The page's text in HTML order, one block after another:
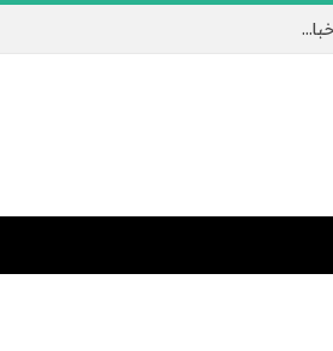
الشرطة تعتقل العشرات في مسيرة لندن الداعمة للعمل الفلسطيني | أخبار الصراع الإسرائيلي الفلسطيني